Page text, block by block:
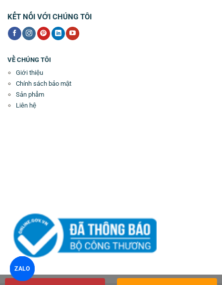
ZALO
KẾT NỐI VỚI CHÚNG TÔI
VỀ CHÚNG TÔI
Giới thiệu
Chính sách bảo mật
Sản phẩm
Liên hệ